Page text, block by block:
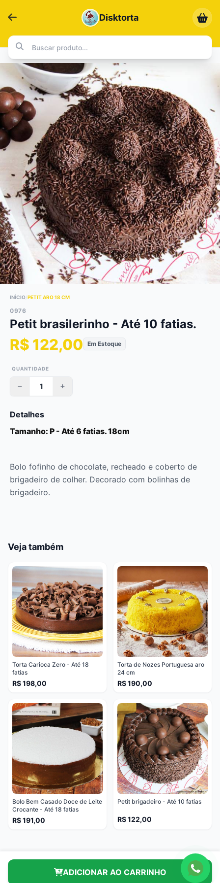
Disktorta
INÍCIO/PETIT ARO 18 CM
0976
Petit brasilerinho - Até 10 fatias.
R$ 122,00 Em Estoque
QUANTIDADE
Detalhes
Tamanho: P - Até 6 fatias. 18cm
Bolo fofinho de chocolate, recheado e coberto de
brigadeiro de colher. Decorado com bolinhas de
brigadeiro.
Veja também
Torta Carioca Zero - Até 18
fatias
R$ 198,00
Torta de Nozes Portuguesa aro
24 cm
R$ 190,00
Bolo Bem Casado Doce de Leite
Crocante - Até 18 fatias
R$ 191,00
Petit brigadeiro - Até 10 fatias
R$ 122,00
ADICIONAR AO CARRINHO